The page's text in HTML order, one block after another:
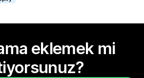
eklemek mi